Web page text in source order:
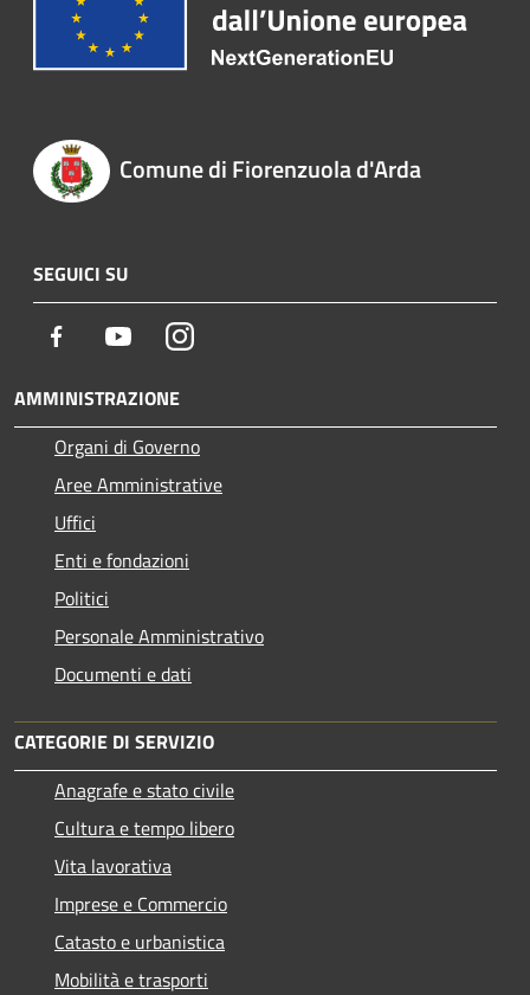
Comune di Fiorenzuola d'Arda
SEGUICI SU
Facebook YoutubeInstagram
AMMINISTRAZIONE
Organi di Governo
Aree Amministrative
Uffici
Enti e fondazioni
Politici
Personale Amministrativo
Documenti e dati
CATEGORIE DI SERVIZIO
Anagrafe e stato civile
Cultura e tempo libero
Vita lavorativa
Imprese e Commercio
Catasto e urbanistica
Mobilità e trasporti